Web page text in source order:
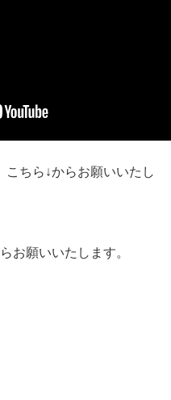
ちら↓からお願いいたし
お願いいたします。